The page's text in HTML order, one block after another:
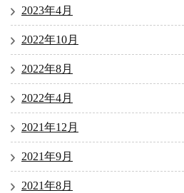
2023年4月
2022年10月
2022年8月
2022年4月
2021年12月
2021年9月
2021年8月